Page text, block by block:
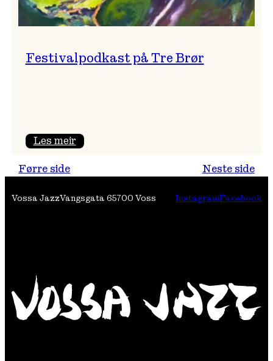
Festivalpodkast på Tre Brør
Les meir:
Brør
Førre side Neste side
Vossa JazzVangsgata 65700 Voss InstagramFacebook